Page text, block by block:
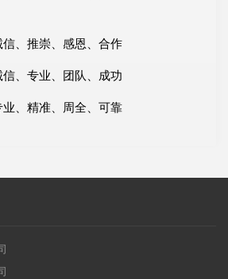
、推崇、感恩、合作
、专业、团队、成功
、精准、周全、可靠